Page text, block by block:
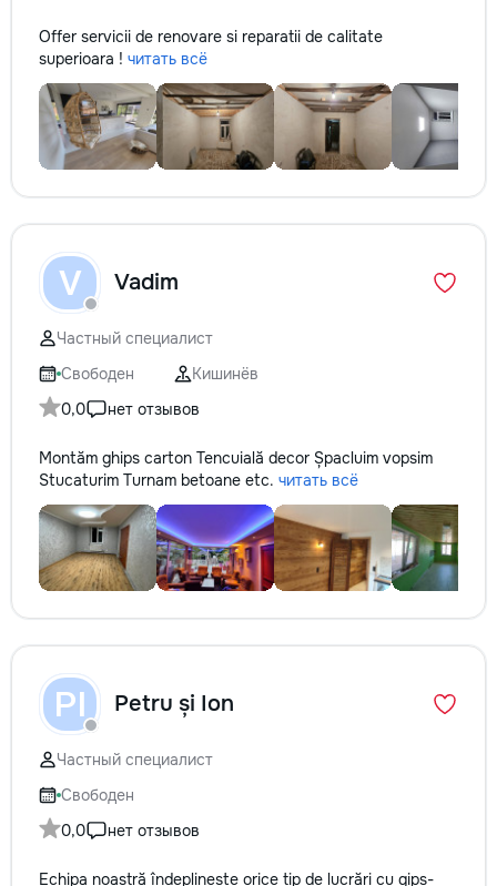
Offer servicii de renovare si reparatii de calitate
superioara ! читать всё
V Vadim
Частный специалист
Свободен
Кишинёв
0,0
нет отзывов
Montăm ghips carton Tencuială decor Șpacluim vopsim
Stucaturim Turnam betoane etc. читать всё
PI Petru și Ion
Частный специалист
Свободен
0,0
нет отзывов
Echipa noastră îndeplinește orice tip de lucrări cu gips-